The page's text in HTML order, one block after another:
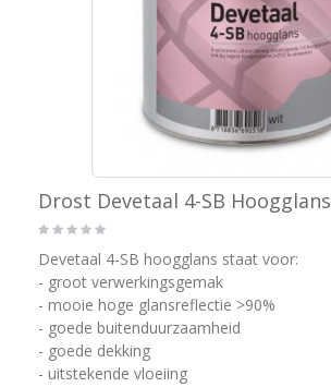
Drost Devetaal 4-SB Hoogglans
Devetaal 4-SB hoogglans staat voor:
- groot verwerkingsgemak
- mooie hoge glansreflectie >90%
- goede buitenduurzaamheid
- goede dekking
- uitstekende vloeiing